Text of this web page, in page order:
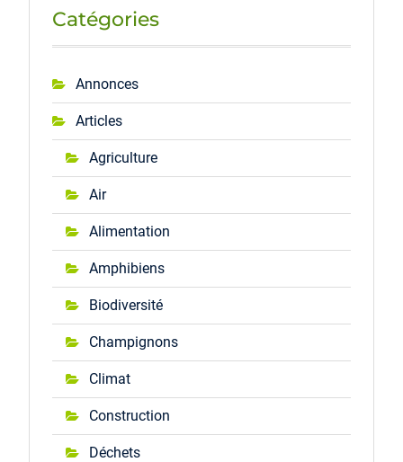
Catégories
Annonces
Articles
Agriculture
Air
Alimentation
Amphibiens
Biodiversité
Champignons
Climat
Construction
Déchets